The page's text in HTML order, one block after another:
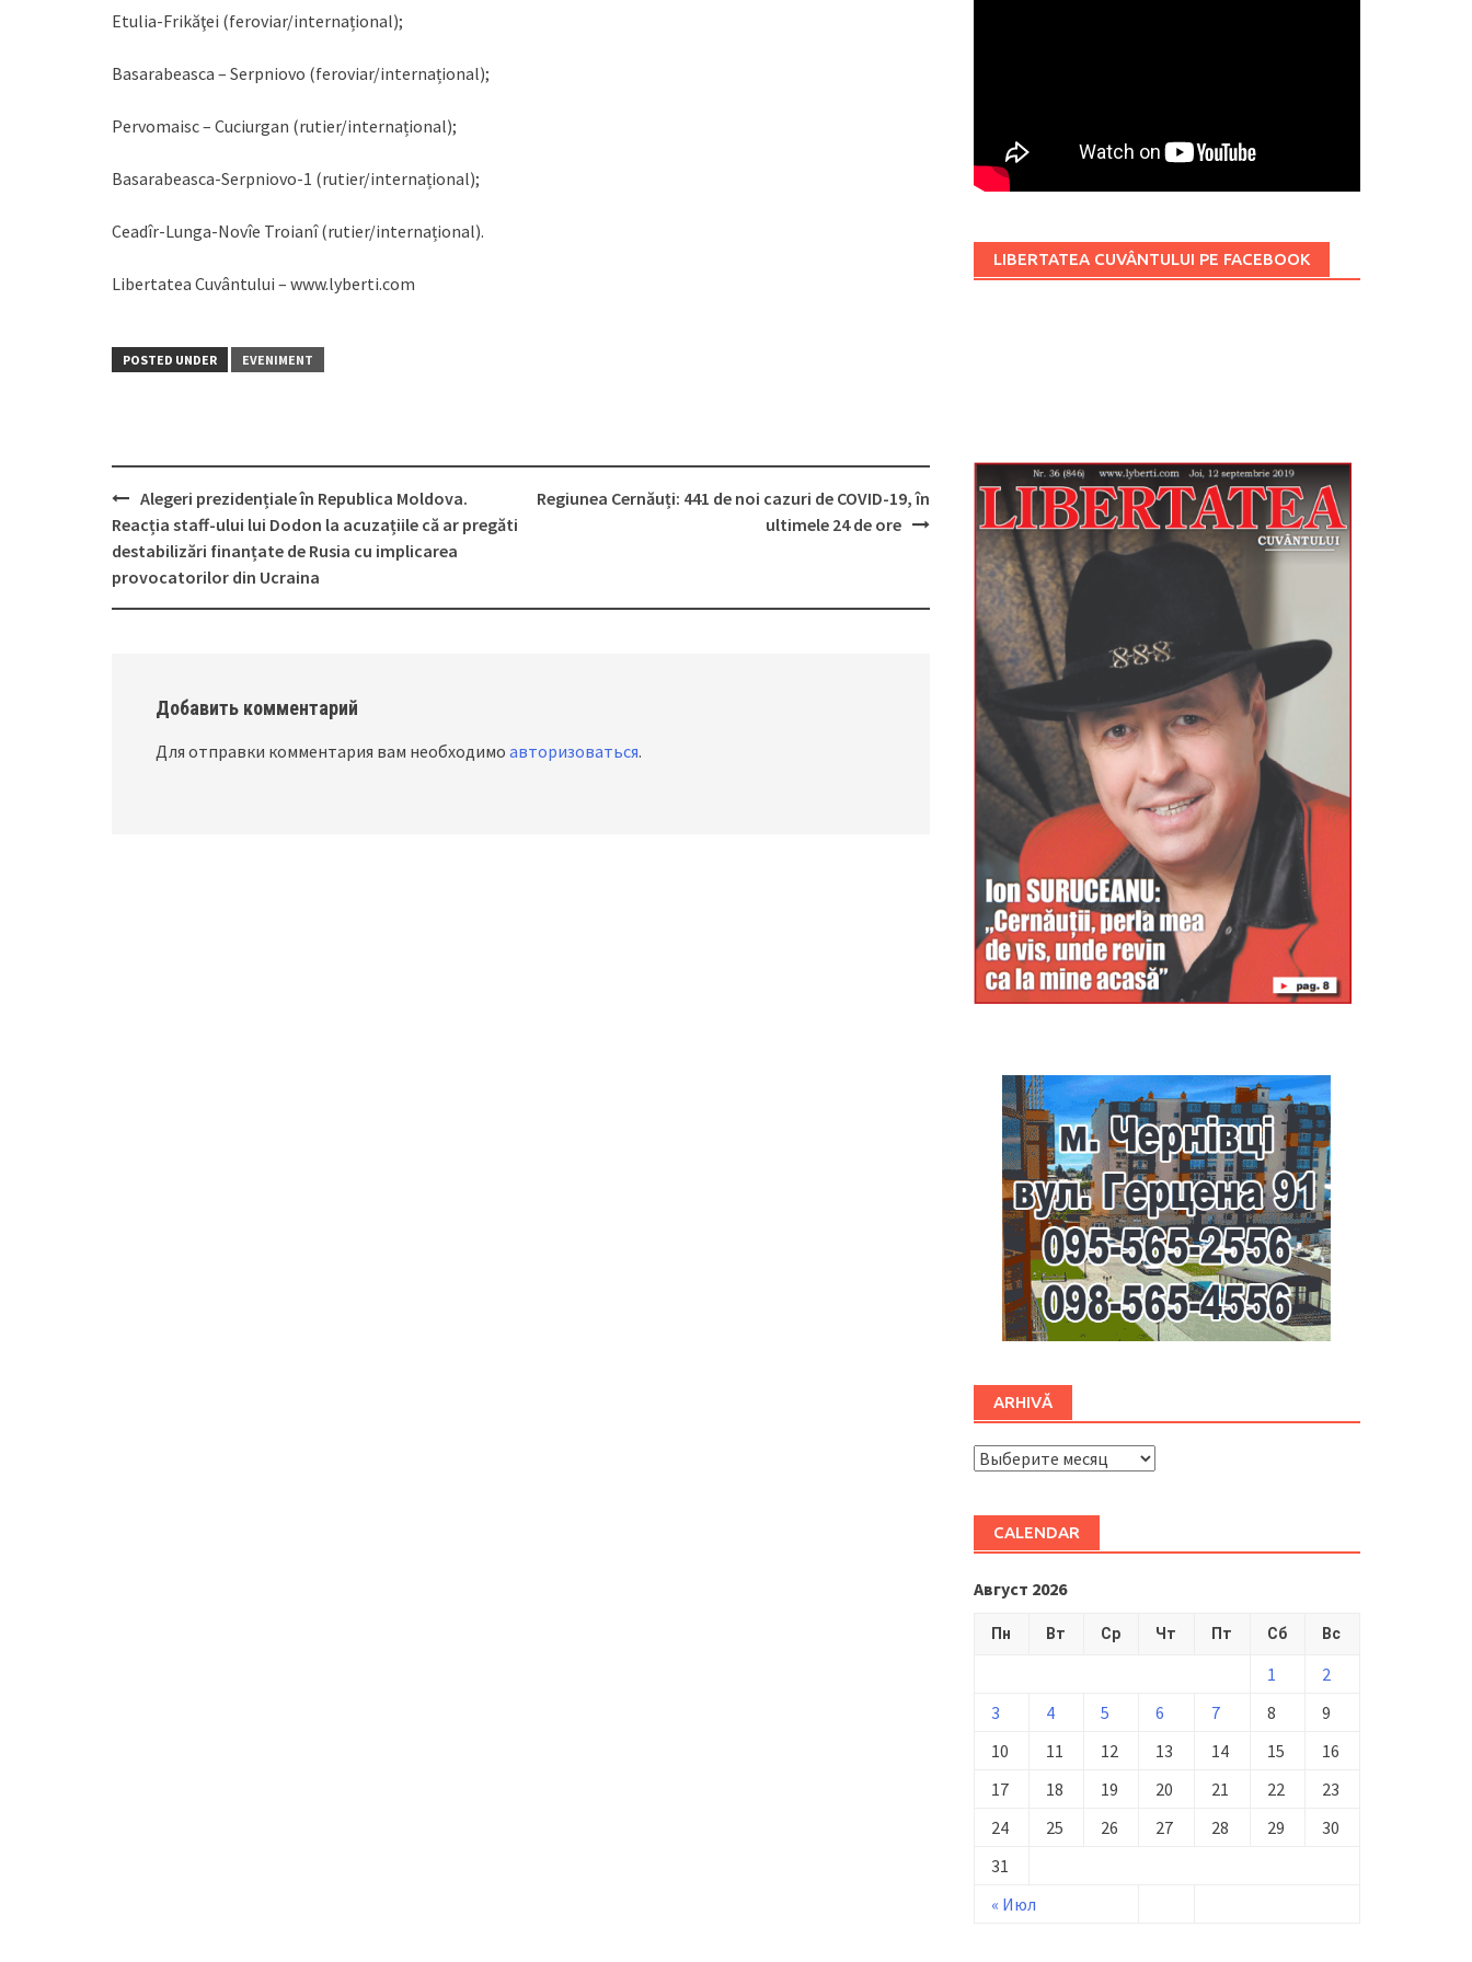
Etulia-Frikăţei (feroviar/internațional);
Basarabeasca – Serpniovo (feroviar/internațional);
Pervomaisc – Cuciurgan (rutier/internațional);
Basarabeasca-Serpniovo-1 (rutier/internațional);
Ceadîr-Lunga-Novîe Troianî (rutier/internațional).
Libertatea Cuvântului – www.lyberti.com
POSTED UNDER EVENIMENT
Post
navigation
Alegeri prezidențiale în Republica Moldova.
Reacția staff-ului lui Dodon la acuzațiile că ar pregăti
destabilizări finanțate de Rusia cu implicarea
provocatorilor din Ucraina
Regiunea Cernăuți: 441 de noi cazuri de COVID-19, în
ultimele 24 de ore
Добавить комментарий
Для отправки комментария вам необходимо авторизоваться.
LIBERTATEA CUVÂNTULUI PE FACEBOOK
ARHIVĂ
ARHIVĂ
CALENDAR
Август 2026
Пн Вт Ср Чт Пт Сб Вс
« Июл
1
2
3
4 5 6 7 8
9
10
11 12 13 14 15
16
17
18 19 20 21 22
23
24
25 26 27 28 29
30
31